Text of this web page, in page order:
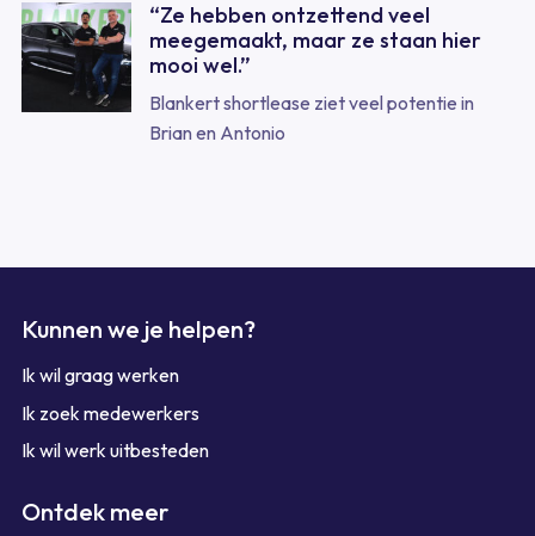
“Ze hebben ontzettend veel
meegemaakt, maar ze staan hier
mooi wel.”
Blankert shortlease ziet veel potentie in
Brian en Antonio
Kunnen we je helpen?
Ik wil graag werken
Ik zoek medewerkers
Ik wil werk uitbesteden
Ontdek meer